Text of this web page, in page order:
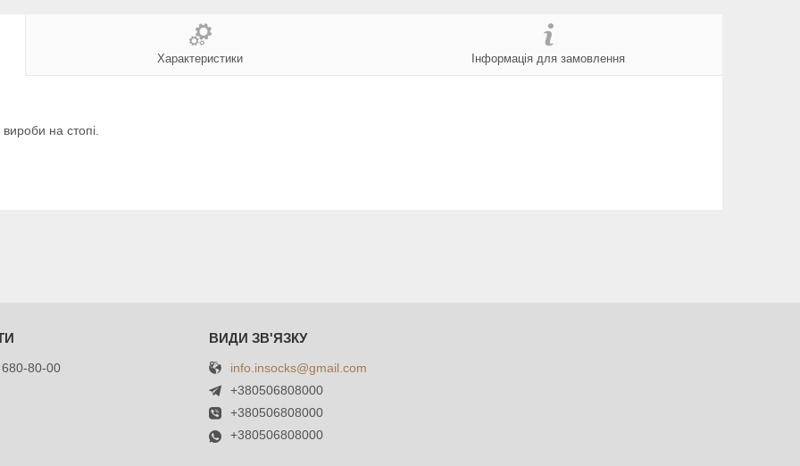
Характеристики Інформація для замовлення
на стопі.
80-00
info.insocks@gmail.com
+380506808000
+380506808000
+380506808000